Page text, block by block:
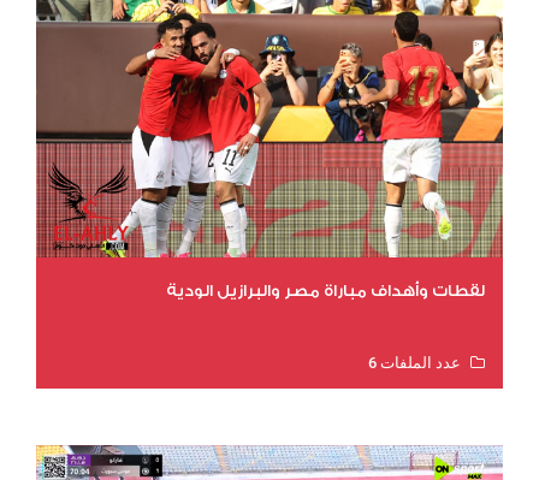
لقطات وأهداف مباراة مصر والبرازيل الودية
عدد الملفات 6